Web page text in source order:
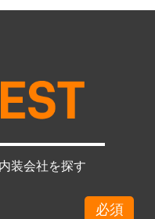
装会社を探す
必須